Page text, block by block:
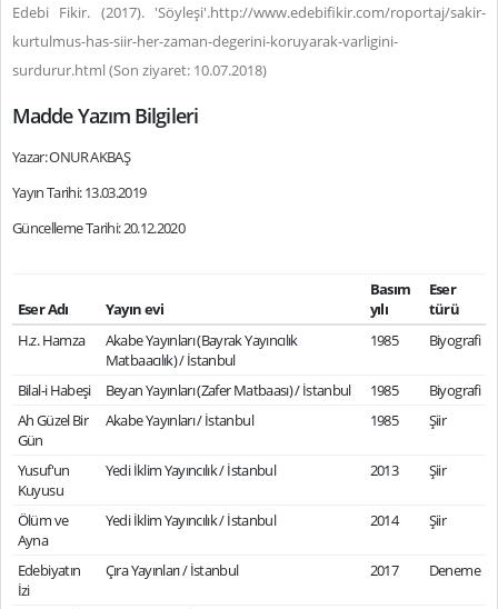
Edebi Fikir. (2017). 'Söyleşi'.http://www.edebifikir.com/roportaj/sakir-
kurtulmus-has-siir-her-zaman-degerini-koruyarak-varligini-
surdurur.html (Son ziyaret: 10.07.2018)
Madde Yazım Bilgileri
Yazar: ONUR AKBAŞ
Yayın Tarihi: 13.03.2019
Güncelleme Tarihi: 20.12.2020
Eser Adı Yayın evi
Basım
yılı
Eser
türü
H.z. Hamza
Akabe Yayınları (Bayrak Yayıncılık
Matbaacılık) / İstanbul
1985 Biyografi
Bilal-i Habeşi Beyan Yayınları (Zafer Matbaası) / İstanbul 1985
Biyografi
Ah Güzel Bir
Gün
Akabe Yayınları / İstanbul 1985 Şiir
Yusuf'un
Kuyusu
Yedi İklim Yayıncılık / İstanbul 2013 Şiir
Ölüm ve
Ayna
Yedi İklim Yayıncılık / İstanbul 2014 Şiir
Edebiyatın
İzi
Çıra Yayınları / İstanbul 2017 Deneme